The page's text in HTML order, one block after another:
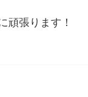
頑張ります！